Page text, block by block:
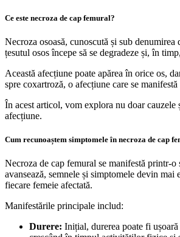
Ce este necroza de cap femural?
Necroza osoasă, cunoscută și sub
țesutul osos începe să se degradeze și, în
Această afecțiune poate apărea în orice os,
spre coxartroză, o afecțiune care se
În acest articol, vom explora nu doar
afecțiune.
Cum recunoaștem simptomele în necroza de cap
Necroza de cap femural se manifestă printr-o
avansează, semnele și simptomele devin
fiecare femeie afectată.
Manifestările principale includ:
Durere: Inițial, durerea poate fi